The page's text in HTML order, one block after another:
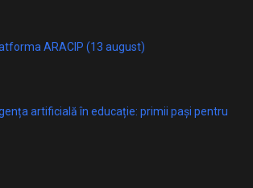
ARACIP (13 august)
artificială în educație: primii pași pentru